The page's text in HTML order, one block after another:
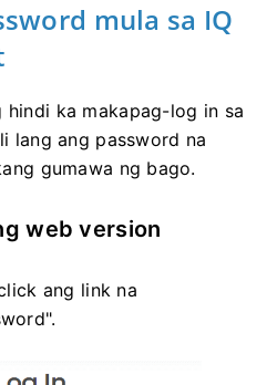
mula sa IQ
hindi ka makapag-log in sa
lang ang password na
gumawa ng bago.
web version
ang link na